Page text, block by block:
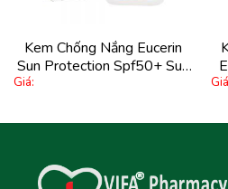
Kem Chống Nắng Eucerin
Sun Protection Spf50+ Sun
Fluid Mattifying Face 50Ml
Giá: